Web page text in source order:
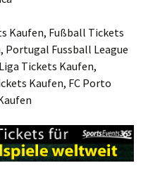
Kaufen, Fußball Tickets
Portugal Fussball League
Tickets Kaufen,
Kaufen, FC Porto